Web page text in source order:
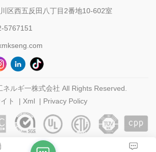
区西五反田八丁目2番地10-602室
5767151
ルギ一株式会社 All Rights Reserved.
ト | Xml | Privacy Policy